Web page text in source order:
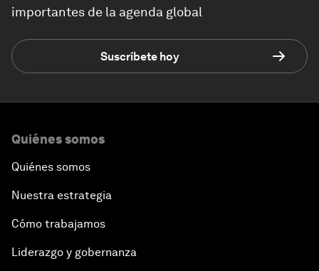
importantes de la agenda global
Suscríbete hoy
Quiénes somos
Quiénes somos
Nuestra estrategia
Cómo trabajamos
Liderazgo y gobernanza